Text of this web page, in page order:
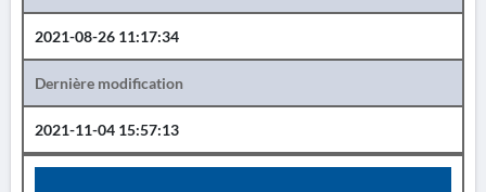
2021-08-26 11:17:34
Dernière modification
2021-11-04 15:57:13